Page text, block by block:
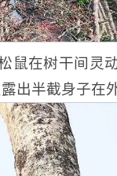
鼠在树干间灵
出半截身子在外